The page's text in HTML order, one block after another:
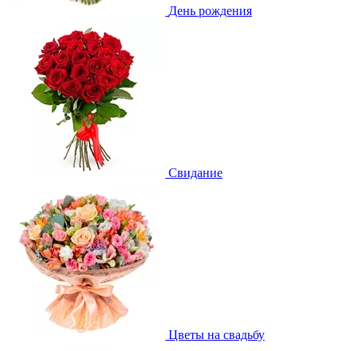
День рождения
Свидание
Цветы на свадьбу